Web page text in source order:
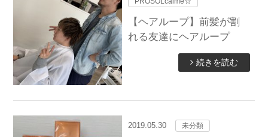
【ヘアループ】前髪が割
れる友達にヘアループ
続きを読む
2019.05.30 未分類